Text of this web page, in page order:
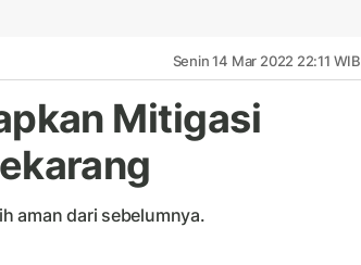
Senin 14 Mar 2022 22:11 WIB
Mitigasi
aman dari sebelumnya.